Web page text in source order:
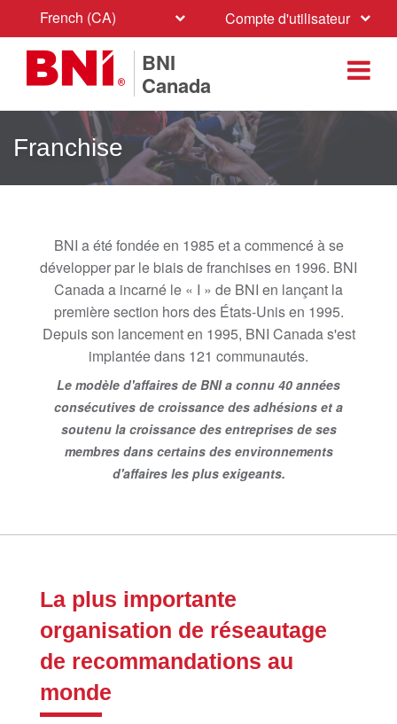
French (CA) Compte d'utilisateur
BNI
Canada
Franchise
BNI a été fondée en 1985 et a commencé à se
développer par le biais de franchises en 1996. BNI
Canada a incarné le « I » de BNI en lançant la
première section hors des États-Unis en 1995.
Depuis son lancement en 1995, BNI Canada s'est
implantée dans 121 communautés.
Le modèle d'affaires de BNI a connu 40 années
consécutives de croissance des adhésions et a
soutenu la croissance des entreprises de ses
membres dans certains des environnements
d'affaires les plus exigeants.
La plus importante
organisation de réseautage
de recommandations au
monde